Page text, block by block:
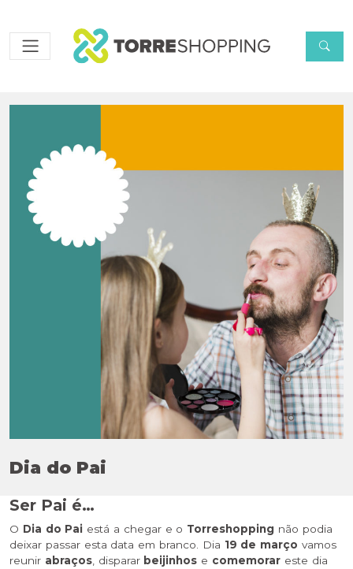
Dia do Pai
Ser Pai é…
O Dia do Pai está a chegar e o Torreshopping não podia
deixar passar esta data em branco. Dia 19 de março vamos
reunir abraços, disparar beijinhos e comemorar este dia